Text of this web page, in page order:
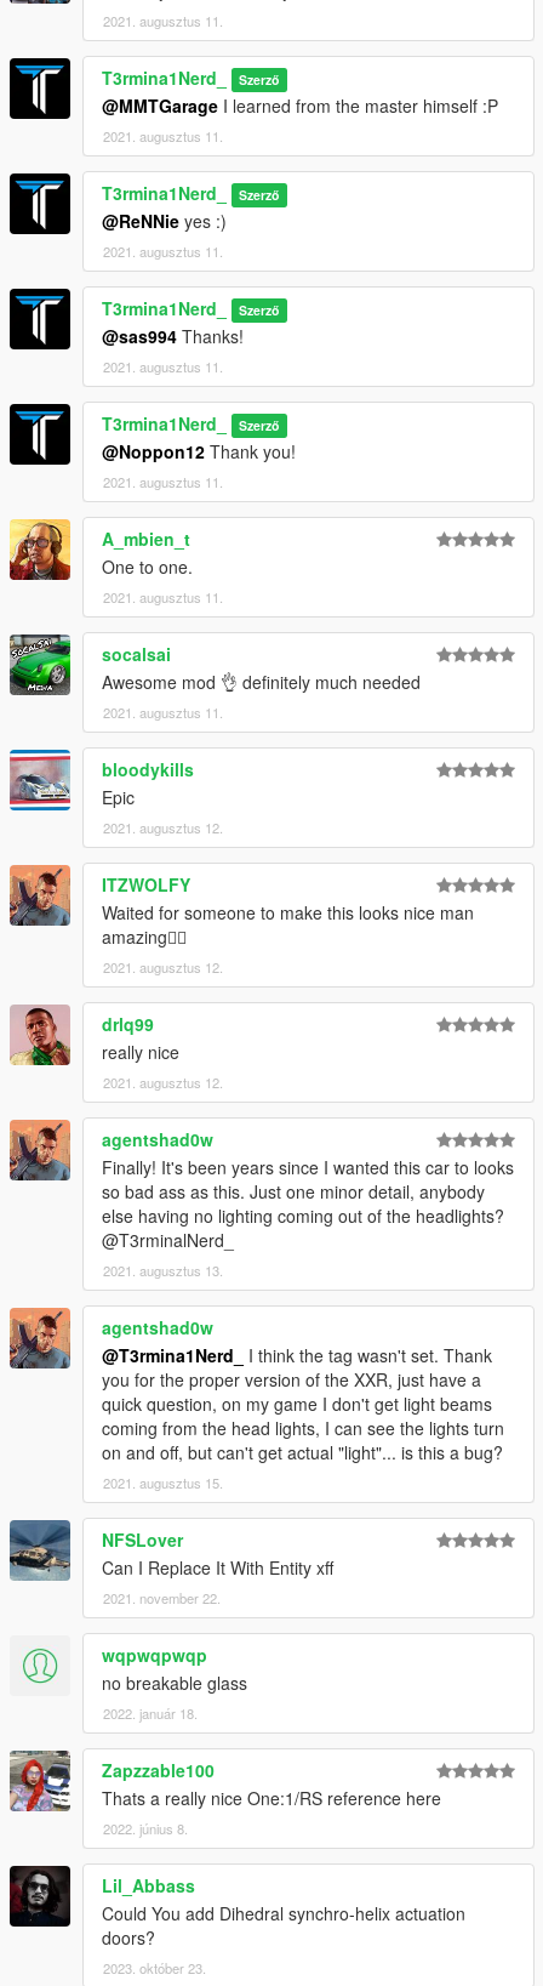
2021. augusztus 11.
T3rmina1Nerd_ Szerző
@MMTGarage I learned from the master himself :P
2021. augusztus 11.
T3rmina1Nerd_ Szerző
@ReNNie yes :)
2021. augusztus 11.
T3rmina1Nerd_ Szerző
@sas994 Thanks!
2021. augusztus 11.
T3rmina1Nerd_ Szerző
@Noppon12 Thank you!
2021. augusztus 11.
A_mbien_t
One to one.
2021. augusztus 11.
socalsai
Awesome mod 👌 definitely much needed
2021. augusztus 11.
bloodykills
Epic
2021. augusztus 12.
ITZWOLFY
Waited for someone to make this looks nice man
amazing👍🏼
2021. augusztus 12.
drlq99
really nice
2021. augusztus 12.
agentshad0w
Finally! It's been years since I wanted this car to looks
so bad ass as this. Just one minor detail, anybody
else having no lighting coming out of the headlights?
@T3rminalNerd_
2021. augusztus 13.
agentshad0w
@T3rmina1Nerd_
I think the tag wasn't set. Thank
you for the proper version of the XXR, just have a
quick question, on my game I don't get light beams
coming from the head lights, I can see the lights turn
on and off, but can't get actual "light"... is this a bug?
2021. augusztus 15.
NFSLover
Can I Replace It With Entity xff
2021. november 22.
wqpwqpwqp
no breakable glass
2022. január 18.
Zapzzable100
Thats a really nice One:1/RS reference here
2022. június 8.
Lil_Abbass
Could You add Dihedral synchro-helix actuation
doors?
2023. október 23.